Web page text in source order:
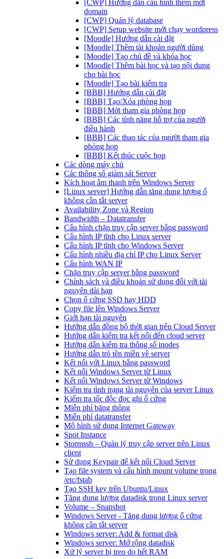
[CWP] Hướng dẫn cấu hình thêm mới
domain
[CWP] Quản lý database
[CWP] Setup website mới chạy wordpress
[Moodle] Hướng dẫn cài đặt
[Moodle] Thêm tài khoản người dùng
[Moodle] Tạo chủ đề và khóa học
[Moodle] Thêm bài học và tạo nội dung
cho bài học
[Moodle] Tạo bài kiểm tra
[BBB] Hướng dẫn cài đặt
[BBB] Tạo/Xóa phòng họp
[BBB] Mời tham gia phòng họp
[BBB] Các tính năng hỗ trợ của người
điều hành
[BBB] Các thao tác của người tham gia
phòng họp
[BBB] Kết thúc cuộc họp
Các dòng máy chủ
Các thông số giám sát Server
Kích hoạt âm thanh trên Windows Server
[Linux server] Hướng dẫn tăng dung lượng ổ
không cần tắt server
Availability Zone và Region
Bandwidth – Datatransfer
Cấu hình chặn truy cập server bằng password
Cấu hình IP tĩnh cho Linux server
Cấu hình IP tĩnh cho Windows Server
Cấu hình nhiều địa chỉ IP cho Linux Server
Cấu hình WAN IP
Chặn truy cập server bằng password
Chính sách và điều khoản sử dụng đối với tài
nguyên dài hạn
Chọn ổ cứng SSD hay HDD
Copy file lên Windows Server
Giới hạn tài nguyên
Hướng dẫn đồng bộ thời gian trên Cloud Server
Hướng dẫn kiểm tra kết nối đến cloud server
Hướng dẫn kiểm tra thông số inodes
Hướng dẫn trỏ tên miền về server
Kết nối với Linux bằng password
Kết nối Windows Server từ Linux
Kết nối Windows Server từ Windows
Kiểm tra tình trạng tài nguyên của server Linux
Kiểm tra tốc độc đọc ghi ổ cứng
Miễn phí băng thông
Miễn phí datatransfer
Mô hình sử dụng Internet Gateway
Spot Instance
Stormssh – Quản lý truy cập server trên Linux
client
Sử dụng Keypair để kết nối Cloud Server
Tạo file system và cấu hình mount volume trong
/etc/fstab
Tạo SSH key trên Ubuntu/Linux
Tăng dung lượng datadisk trong Linux server
Volume – Snapshot
Windows Server - Tăng dung lượng ổ cứng
không cần tắt server
Windows server: Add & format disk
Windows server: Mở rộng datadisk
Xử lý server bị treo do hết RAM